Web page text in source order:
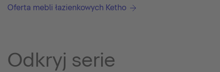
Oferta mebli łazienkowych Ketho
Odkryj serie